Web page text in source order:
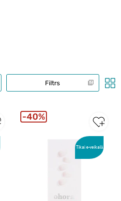
Filtrs
Tikai e-veikalā
40%